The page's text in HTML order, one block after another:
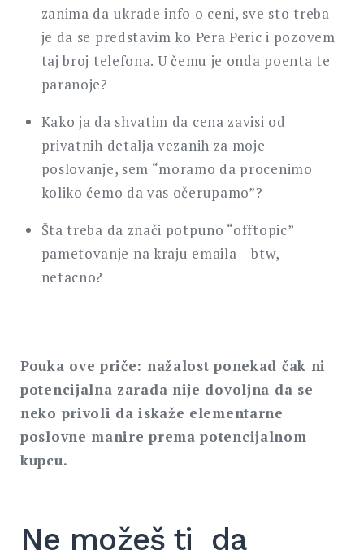
zanima da ukrade info o ceni, sve sto treba
je da se predstavim ko Pera Peric i pozovem
taj broj telefona. U čemu je onda poenta te
paranoje?
Kako ja da shvatim da cena zavisi od
privatnih detalja vezanih za moje
poslovanje, sem “moramo da procenimo
koliko ćemo da vas očerupamo”?
Šta treba da znači potpuno “offtopic”
pametovanje na kraju emaila – btw,
netacno?
Pouka ove priče: nažalost ponekad čak ni
potencijalna zarada nije dovoljna da se
neko privoli da iskaže elementarne
poslovne manire prema potencijalnom
kupcu.
Ne možeš ti da